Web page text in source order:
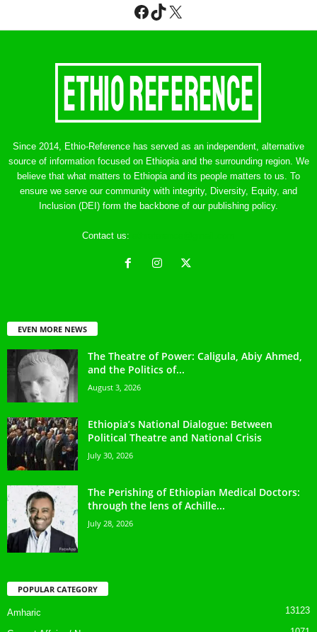
Facebook
TikTok
X
Since 2014, Ethio-Reference has served as an independent, alternative
source of information focused on Ethiopia and the surrounding region. We
believe that what matters to Ethiopia and its people matters to us. To
ensure we serve our community with integrity, Diversity, Equity, and
Inclusion (DEI) form the backbone of our publishing policy.
Contact us:
EVEN MORE NEWS
The Theatre of Power: Caligula, Abiy Ahmed,
and the Politics of...
August 3, 2026
Ethiopia’s National Dialogue: Between
Political Theatre and National Crisis
July 30, 2026
The Perishing of Ethiopian Medical Doctors:
through the lens of Achille...
July 28, 2026
POPULAR CATEGORY
Amharic 13123